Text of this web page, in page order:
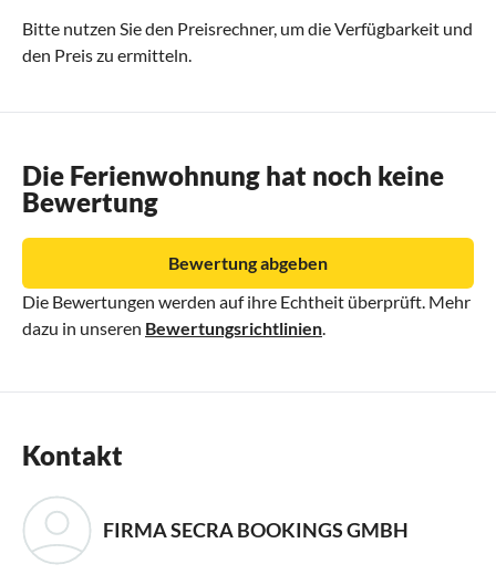
Bitte nutzen Sie den Preisrechner, um die Verfügbarkeit und
den Preis zu ermitteln.
Die Ferienwohnung hat noch keine
Bewertung
Die Bewertungen werden auf ihre Echtheit überprüft. Mehr
dazu in unseren Bewertungsrichtlinien
Bewertung abgeben
Kontakt
FIRMA SECRA BOOKINGS GMBH